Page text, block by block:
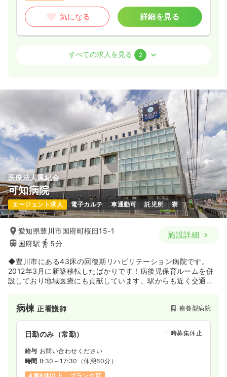
気になる 詳細を見る
お問い合わせください
（休憩60分）
気になる 詳細を見る
日勤のみ（パート） 一時募集休止
給与 時給1,500 円〜
時間 8:30～18:30（休憩60分）
気になる
すべての求人を見る 2
医療法人鳳紀会
可知病院
エージェント求人 電子カルテ 車通勤可 託児所 寮
愛知県豊川市国府町桜田15-1
国府駅
5分
施設詳細
◆豊川市にある43床の回復期リハビリテーション病院です。
2012年3月に新築移転したばかりです！病後児保育ルームを併
設しており地域医療にも貢献しています。駅からも近く交通の
病棟正看護師 療養型病院
日勤のみ（常勤） 一時募集休止
給与 お問い合わせください
時間 8:30～17:30 （休憩60分）